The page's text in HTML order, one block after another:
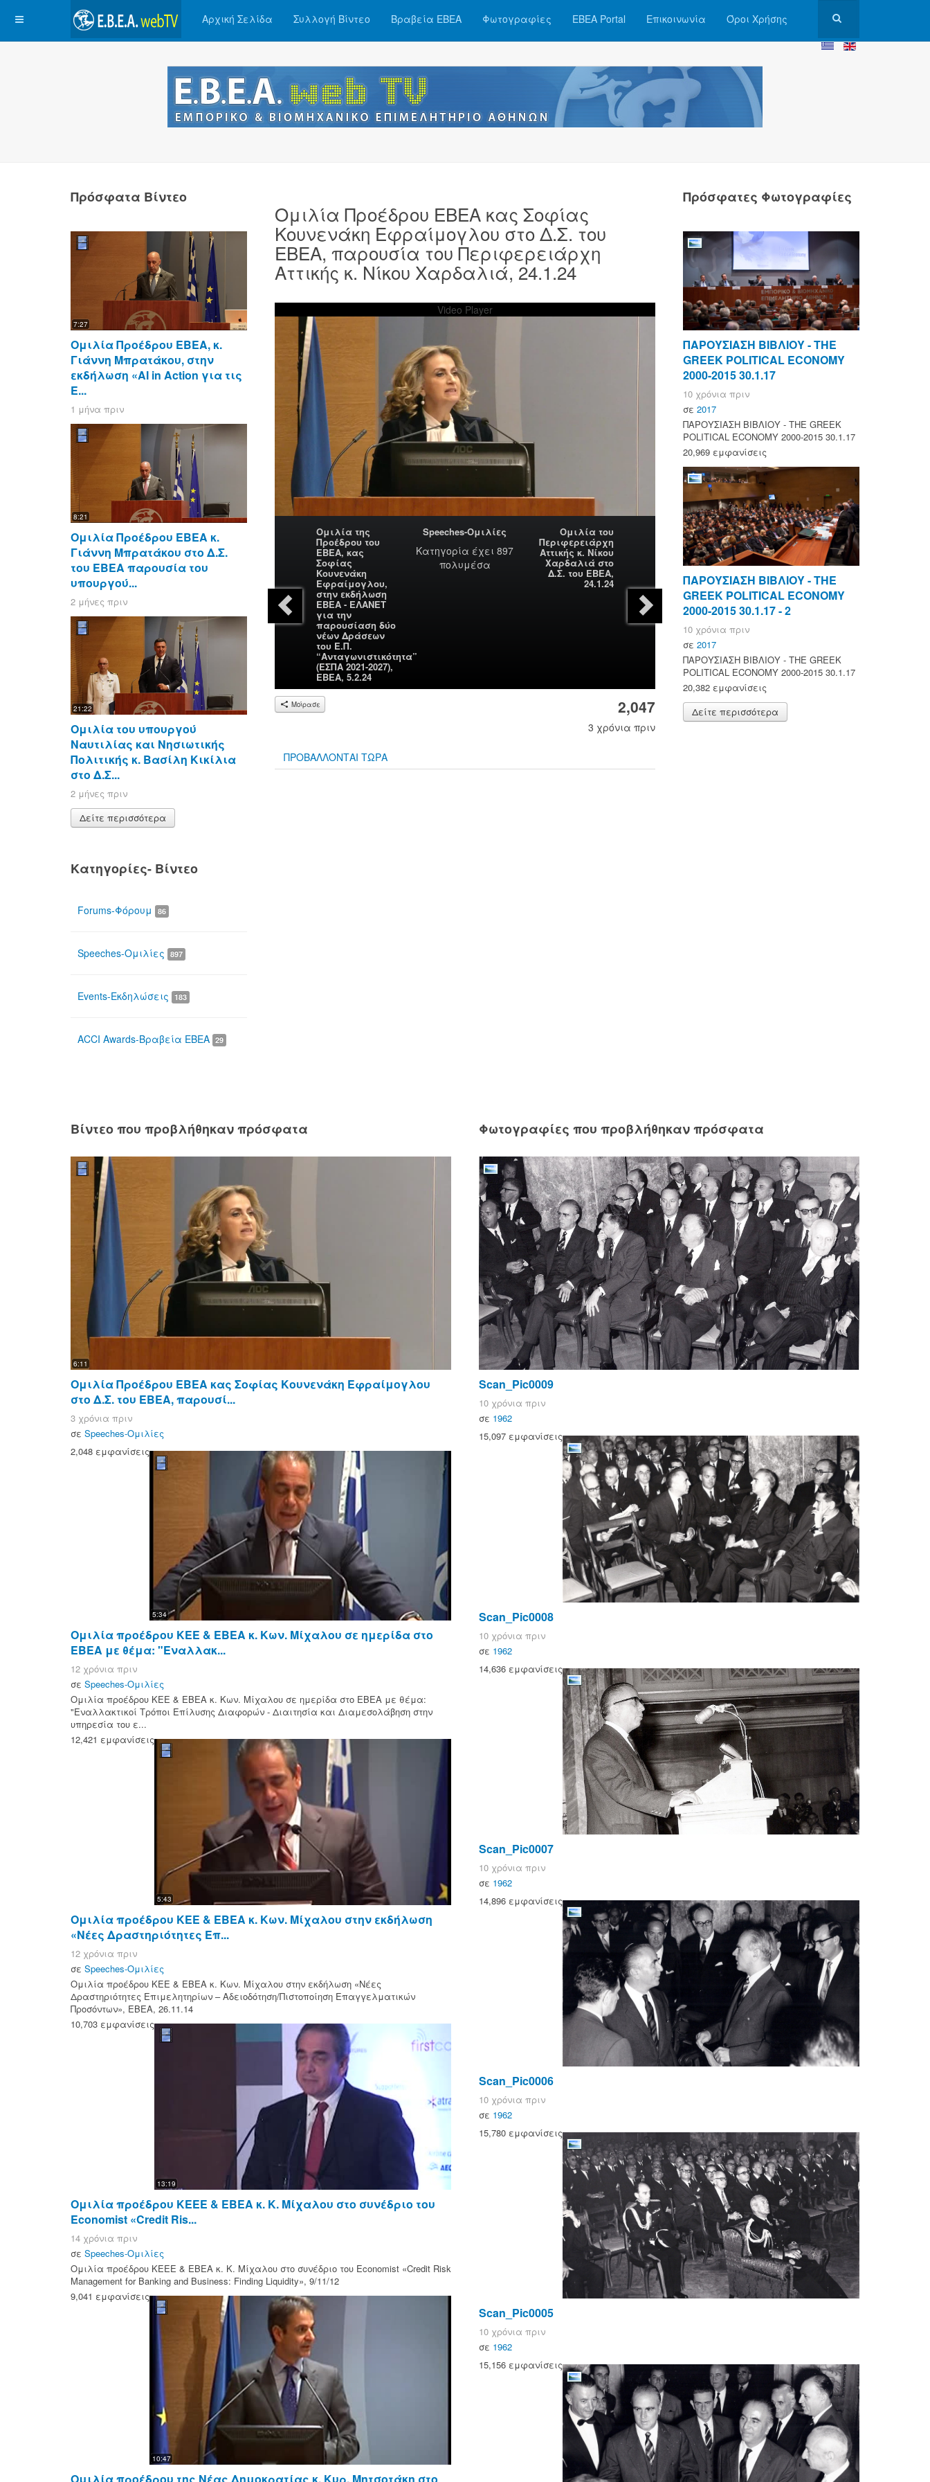
Αρχική Σελίδα Συλλογή Βίντεο Βραβεία ΕΒΕΑ Φωτογραφίες ΕΒΕΑ Portal Επικοινωνία Όροι Χρήσης
Ομιλία Προέδρου ΕΒΕΑ κας Σοφίας
Κουνενάκη Εφραίμογλου στο Δ.Σ. του
ΕΒΕΑ, παρουσία του Περιφερειάρχη
Αττικής κ. Νίκου Χαρδαλιά, 24.1.24
Video Player
00:00
Ομιλία της
Προέδρου του
ΕΒΕΑ, κας
Σοφίας
Κουνενάκη
Εφραίμογλου,
στην εκδήλωση
ΕΒΕΑ - ΕΛΑΝΕΤ
για την
παρουσίαση δύο
νέων Δράσεων
του Ε.Π.
“Ανταγωνιστικότητα”
(ΕΣΠΑ 2021-2027),
ΕΒΕΑ, 5.2.24
Speeches-Ομιλίες
Κατηγορία έχει 897
πολυμέσα
Ομιλία του
Περιφερειάρχη
Αττικής κ. Νίκου
Χαρδαλιά στο
Δ.Σ. του ΕΒΕΑ,
24.1.24
Μοίρασε 2,047
3 χρόνια πριν
ΠΡΟΒΑΛΛΟΝΤΑΙ ΤΩΡΑ
Πρόσφατα Βίντεο
7:27
Ομιλία Προέδρου ΕΒΕΑ, κ.
Γιάννη Μπρατάκου, στην
εκδήλωση «AI in Action για τις
Ε...
1 μήνα πριν
8:21
Ομιλία Προέδρου ΕΒΕΑ κ.
Γιάννη Μπρατάκου στο Δ.Σ.
του ΕΒΕΑ παρουσία του
υπουργού...
2 μήνες πριν
21:22
Ομιλία του υπουργού
Ναυτιλίας και Νησιωτικής
Πολιτικής κ. Βασίλη Κικίλια
στο Δ.Σ...
2 μήνες πριν
Δείτε περισσότερα
Κατηγορίες- Βίντεο
Forums-Φόρουμ 86
Speeches-Ομιλίες 897
Events-Εκδηλώσεις 183
ACCI Awards-Βραβεία ΕΒΕΑ 29
Πρόσφατες Φωτογραφίες
ΠΑΡΟΥΣΙΑΣΗ ΒΙΒΛΙΟΥ - ΤΗΕ
GREEK POLITICAL ECONOMY
2000-2015 30.1.17
10 χρόνια πριν
σε 2017
ΠΑΡΟΥΣΙΑΣΗ ΒΙΒΛΙΟΥ - ΤΗΕ GREEK
POLITICAL ECONOMY 2000-2015 30.1.17
20,969 εμφανίσεις
ΠΑΡΟΥΣΙΑΣΗ ΒΙΒΛΙΟΥ - ΤΗΕ
GREEK POLITICAL ECONOMY
2000-2015 30.1.17 - 2
10 χρόνια πριν
σε 2017
ΠΑΡΟΥΣΙΑΣΗ ΒΙΒΛΙΟΥ - ΤΗΕ GREEK
POLITICAL ECONOMY 2000-2015 30.1.17
20,382 εμφανίσεις
Δείτε περισσότερα
Βίντεο που προβλήθηκαν πρόσφατα
6:11
Ομιλία Προέδρου ΕΒΕΑ κας Σοφίας Κουνενάκη Εφραίμογλου
στο Δ.Σ. του ΕΒΕΑ, παρουσί...
3 χρόνια πριν
σε Speeches-Ομιλίες
2,048 εμφανίσεις
5:34
Ομιλία προέδρου ΚΕΕ & ΕΒΕΑ κ. Κων. Μίχαλου σε ημερίδα στο
ΕΒΕΑ με θέμα: "Εναλλακ...
12 χρόνια πριν
σε Speeches-Ομιλίες
Ομιλία προέδρου ΚΕΕ & ΕΒΕΑ κ. Κων. Μίχαλου σε ημερίδα στο ΕΒΕΑ με θέμα:
"Εναλλακτικοί Τρόποι Επίλυσης Διαφορών - Διαιτησία και Διαμεσολάβηση στην
υπηρεσία του ε...
12,421 εμφανίσεις
5:43
Ομιλία προέδρου ΚΕΕ & ΕΒΕΑ κ. Κων. Μίχαλου στην εκδήλωση
«Νέες Δραστηριότητες Επ...
12 χρόνια πριν
σε Speeches-Ομιλίες
Ομιλία προέδρου ΚΕΕ & ΕΒΕΑ κ. Κων. Μίχαλου στην εκδήλωση «Νέες
Δραστηριότητες Επιμελητηρίων – Αδειοδότηση/Πιστοποίηση Επαγγελματικών
Προσόντων», ΕΒΕΑ, 26.11.14
10,703 εμφανίσεις
13:19
Ομιλία προέδρου ΚΕΕΕ & ΕΒΕΑ κ. Κ. Μίχαλου στο συνέδριο του
Economist «Credit Ris...
14 χρόνια πριν
σε Speeches-Ομιλίες
Ομιλία προέδρου ΚΕΕΕ & ΕΒΕΑ κ. Κ. Μίχαλου στο συνέδριο του Economist «Credit Risk
Management for Banking and Business: Finding Liquidity», 9/11/12
9,041 εμφανίσεις
10:47
Φωτογραφίες που προβλήθηκαν πρόσφατα
Scan_Pic0009
10 χρόνια πριν
σε 1962
15,097 εμφανίσεις
Scan_Pic0008
10 χρόνια πριν
σε 1962
14,636 εμφανίσεις
Scan_Pic0007
10 χρόνια πριν
σε 1962
14,896 εμφανίσεις
Scan_Pic0006
10 χρόνια πριν
σε 1962
15,780 εμφανίσεις
Scan_Pic0005
10 χρόνια πριν
σε 1962
15,156 εμφανίσεις